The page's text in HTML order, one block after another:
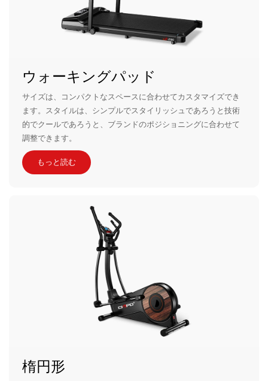
ウォーキングパッド
サイズは、コンパクトなスペースに合わせてカスタマイズでき
ます。スタイルは、シンプルでスタイリッシュであろうと技術
的でクールであろうと、ブランドのポジショニングに合わせて
調整できます。
もっと読む
楕円形